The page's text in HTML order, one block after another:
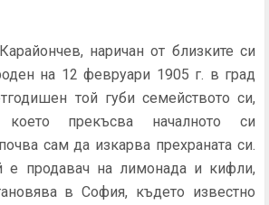
наричан от близките си
на 12 февруари 1905 г. в град
той губи семейството си,
прекъсва началното си
сам да изкарва прехраната си.
е продавач на лимонада и кифли,
в София, където известно